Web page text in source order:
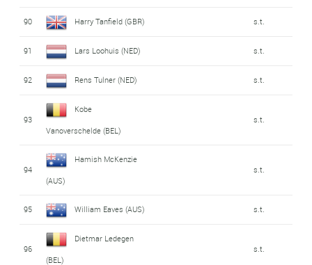
90 Harry Tanfield (GBR) s.t.
91 Lars Loohuis (NED) s.t.
92 Rens Tulner (NED) s.t.
93
Kobe
Vanoverschelde (BEL)
s.t.
94
Hamish McKenzie
(AUS)
s.t.
95 William Eaves (AUS) s.t.
96
Dietmar Ledegen
(BEL)
s.t.